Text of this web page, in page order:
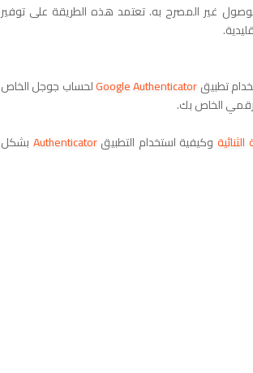
غير المصرح به. تعتمد هذه الطريقة على توفير
تطبيقGoogle Authenticatorلحساب جوجل الخاص
الخاص بك.
وكيفية استخدام التطبيقAuthenticator بشكل